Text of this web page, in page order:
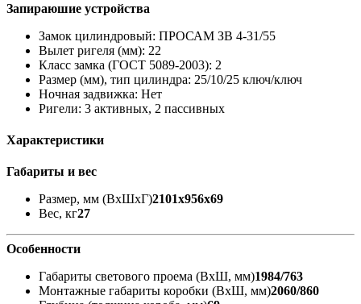
Запираюшие устройства
Замок цилиндровый: ПРОСАМ ЗВ 4-31/55
Вылет ригеля (мм): 22
Класс замка (ГОСТ 5089-2003): 2
Размер (мм), тип цилиндра: 25/10/25 ключ/ключ
Ночная задвижка: Нет
Ригели: 3 активных, 2 пассивных
Характеристики
Габариты и вес
Размер, мм (ВхШхГ)2101x956x69
Вес, кг27
Особенности
Габариты светового проема (ВxШ, мм)1984/763
Монтажные габариты коробки (ВxШ, мм)2060/860